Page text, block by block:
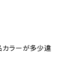
カラーが多少違